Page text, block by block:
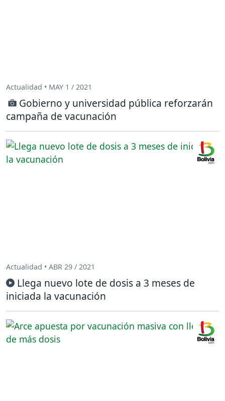
Actualidad • MAY 1 / 2021
Gobierno y universidad pública reforzarán
campaña de vacunación
Actualidad • ABR 29 / 2021
Llega nuevo lote de dosis a 3 meses de
iniciada la vacunación